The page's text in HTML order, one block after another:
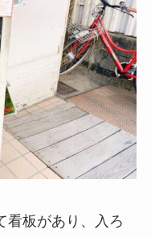
看板があり、入ろ